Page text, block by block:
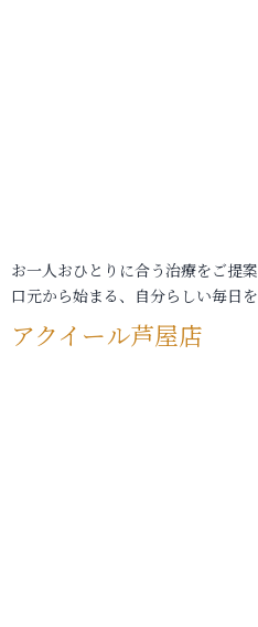
お一人おひとりに合う治療をご提案
口元から始まる、自分らしい毎日を
アクイール芦屋店